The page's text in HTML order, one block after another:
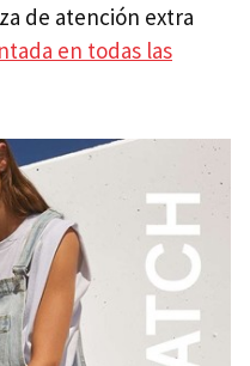
de atención extra
en todas las